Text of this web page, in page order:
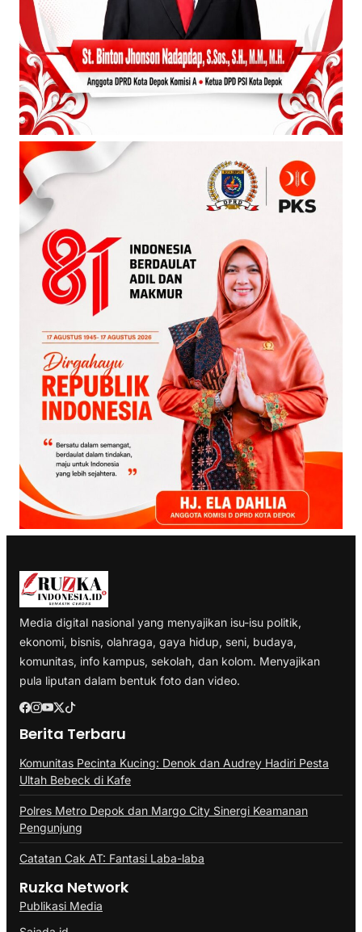
Media digital nasional yang menyajikan isu-isu politik,
ekonomi, bisnis, olahraga, gaya hidup, seni, budaya,
komunitas, info kampus, sekolah, dan kolom. Menyajikan
pula liputan dalam bentuk foto dan video.
Berita Terbaru
Komunitas Pecinta Kucing: Denok dan Audrey Hadiri Pesta
Ultah Bebeck di Kafe
Polres Metro Depok dan Margo City Sinergi Keamanan
Pengunjung
Catatan Cak AT: Fantasi Laba-laba
Ruzka Network
Publikasi Media